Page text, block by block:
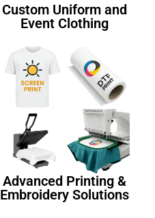
Custom Uniform and
Event Clothing
Advanced Printing &
Embroidery Solutions